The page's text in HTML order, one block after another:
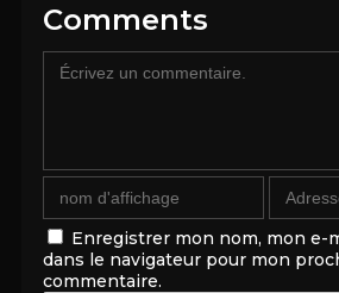
Comments
Enregistrer mon nom, mon e-
dans le navigateur pour mon
commentaire.